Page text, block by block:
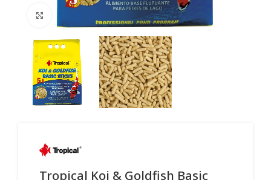
Tropical Koi & Goldfish Basic